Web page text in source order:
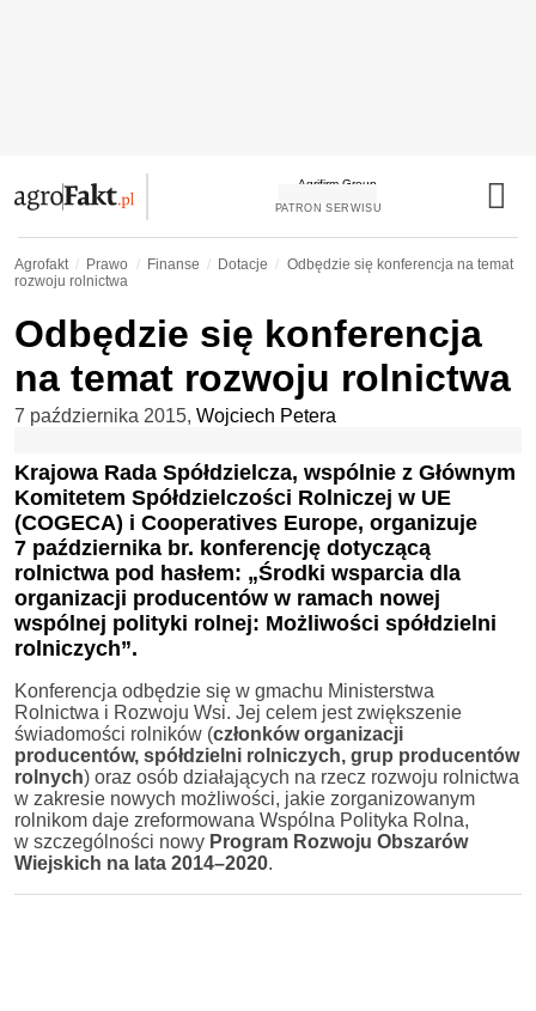
PATRON SERWISU
Agrofakt Prawo Finanse Dotacje
Odbędzie się konferencja na temat
rozwoju rolnictwa
Odbędzie się konferencja
na temat rozwoju rolnictwa
7 października 2015, Wojciech Petera
Krajowa Rada Spółdzielcza, wspólnie z Głównym
Komitetem Spółdzielczości Rolniczej w UE
(COGECA) i Cooperatives Europe, organizuje
7 października br. konferencję dotyczącą
rolnictwa pod hasłem: „Środki wsparcia dla
organizacji producentów w ramach nowej
wspólnej polityki rolnej: Możliwości spółdzielni
rolniczych”.
Konferencja odbędzie się w gmachu Ministerstwa
Rolnictwa i Rozwoju Wsi. Jej celem jest zwiększenie
świadomości rolników (członków organizacji
producentów, spółdzielni rolniczych, grup producentów
rolnych) oraz osób działających na rzecz rozwoju rolnictwa
w zakresie nowych możliwości, jakie zorganizowanym
rolnikom daje zreformowana Wspólna Polityka Rolna,
w szczególności nowy Program Rozwoju Obszarów
Wiejskich na lata 2014–2020.